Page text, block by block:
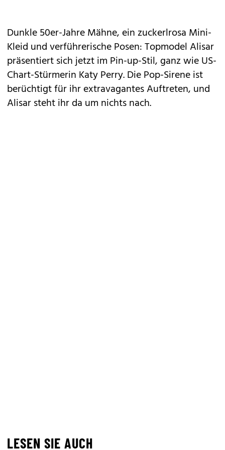
Dunkle 50er-Jahre Mähne, ein zuckerlrosa Mini-
Kleid und verführerische Posen:Topmodel Alisar
präsentiert sich jetzt im Pin-up-Stil, ganz wie US-
Chart-Stürmerin Katy Perry. DiePop-Sireneist
berüchtigt für ihr extravagantes Auftreten, und
Alisar steht ihr da um nichts nach.
LESEN SIE AUCH